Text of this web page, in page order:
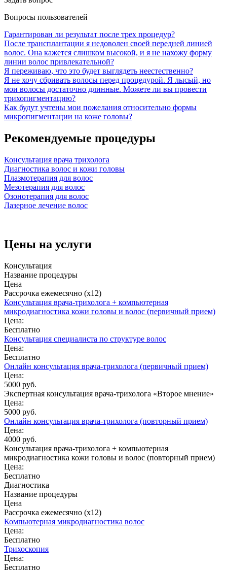
Вопросы пользователей
Гарантирован ли результат после трех процедур?
После трансплантации я недоволен своей передней линией
волос. Она кажется слишком высокой, и я не нахожу форму
линии волос привлекательной?
Я переживаю, что это будет выглядеть неестественно?
Я не хочу сбривать волосы перед процедурой. Я лысый, но
мои волосы достаточно длинные. Можете ли вы провести
трихопигментацию?
Как будут учтены мои пожелания относительно формы
микропигментации на коже головы?
Рекомендуемые процедуры
Консультация врача трихолога
Диагностика волос и кожи головы
Плазмотерапия для волос
Мезотерапия для волос
Озонотерапия для волос
Лазерное лечение волос
Цены на услуги
Консультация
Название процедуры
Цена
Рассрочка ежемесячно (x12)
Консультация врача-трихолога + компьютерная
микродиагностика кожи головы и волос (первичный прием)
Цена:
Бесплатно
Консультация специалиста по структуре волос
Цена:
Бесплатно
Онлайн консультация врача-трихолога (первичный прием)
Цена:
5000 руб.
Экспертная консультация врача-трихолога «Второе мнение»
Цена:
5000 руб.
Онлайн консультация врача-трихолога (повторный прием)
Цена:
4000 руб.
Консультация врача-трихолога + компьютерная
микродиагностика кожи головы и волос (повторный прием)
Цена:
Бесплатно
Диагностика
Название процедуры
Цена
Рассрочка ежемесячно (x12)
Компьютерная микродиагностика волос
Цена:
Бесплатно
Трихоскопия
Цена:
Бесплатно